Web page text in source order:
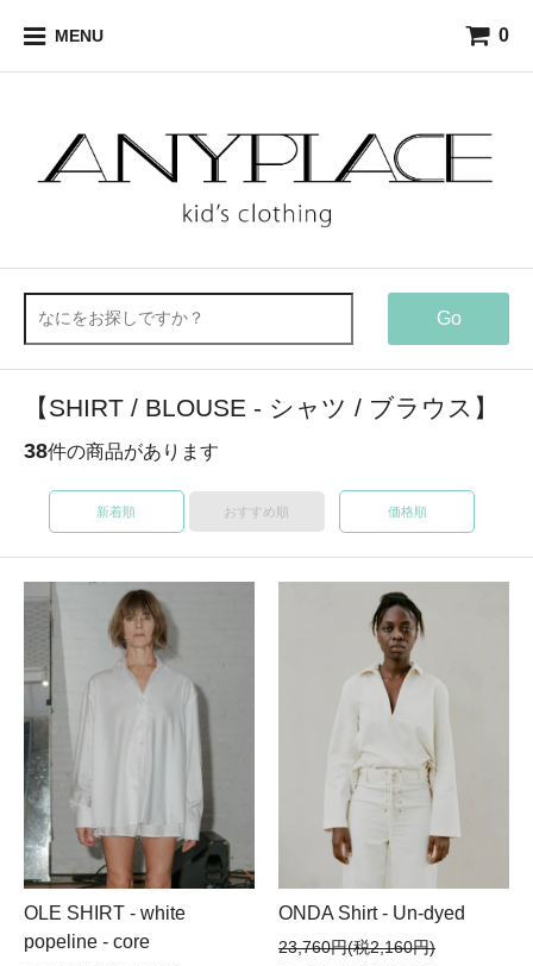
MENU 0
Go
【SHIRT / BLOUSE - シャツ / ブラウス】
38件の商品があります
新着順 おすすめ順 価格順
OLE SHIRT - white
popeline - core
ONDA Shirt - Un-dyed
23,760円(税2,160円)